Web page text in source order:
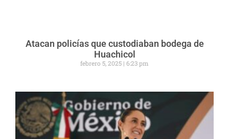
Atacan policías que custodiaban bodega de
Huachicol
febrero 5, 2025 6:23 pm